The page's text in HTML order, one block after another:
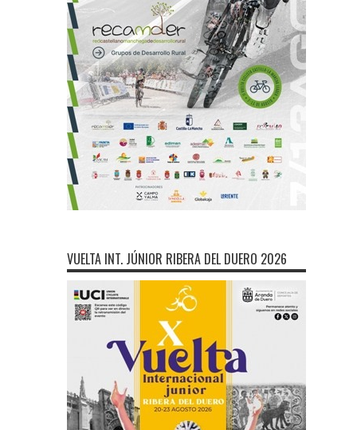
VUELTA INT. JÚNIOR RIBERA DEL DUERO 2026